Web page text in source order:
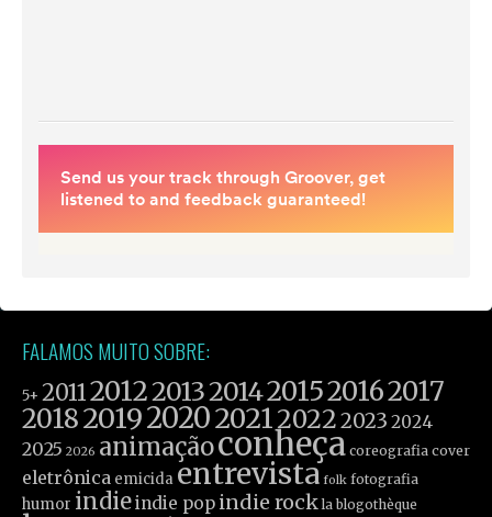
FALAMOS MUITO SOBRE:
5+ 2011201220132014201520162017
201820192020202120222023 2024
2025 2026 animaçãoconheça coreografia cover
eletrônica emicida entrevista folk fotografia
humor indieindie pop indie rock la blogothèque